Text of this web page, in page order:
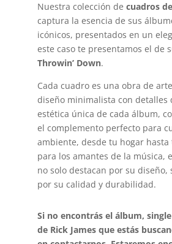
Nuestra colección de cuadros
captura la esencia de sus
icónicos, presentados en un
este caso te presentamos el de
Throwin’ Down.
Cada cuadro es una obra de
diseño minimalista con detalles
estética única de cada álbum,
el complemento perfecto para
ambiente, desde tu hogar hasta
para los amantes de la música,
no solo destacan por su diseño,
por su calidad y durabilidad.
Si no encontrás el álbum,
de Rick James que estás